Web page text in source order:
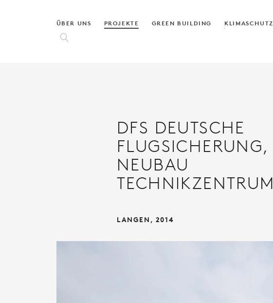
ÜBER UNS PROJEKTE GREEN BUILDING KLIMASCHUTZ

DFS DEUTSCHE
FLUGSICHERUNG,
NEUBAU
TECHNIKZENTRUM
LANGEN, 2014